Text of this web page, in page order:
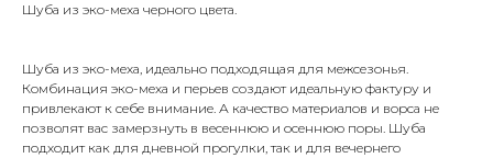
Шуба из эко-меха черного цвета.
Шуба из эко-меха, идеально подходящая для межсезонья.
Комбинация эко-меха и перьев создают идеальную фактуру и
привлекают к себе внимание. А качество материалов и ворса не
позволят вас замерзнуть в весеннюю и осеннюю поры. Шуба
подходит как для дневной прогулки, так и для вечернего